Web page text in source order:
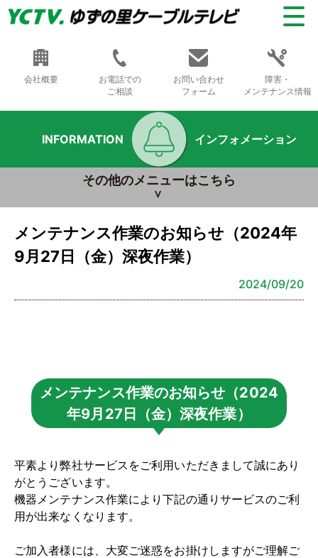
会社概要
お電話での
ご相談
お問い合わせ
フォーム
障害・
メンテナンス情報
INFORMATION インフォメーション
その他のメニューはこちら
メンテナンス作業のお知らせ（2024年
9月27日（金）深夜作業）
2024/09/20
メンテナンス作業のお知らせ（2024
年9月27日（金）深夜作業）
平素より弊社サービスをご利用いただきまして誠にあり
がとうございます。
機器メンテナンス作業により下記の通りサービスのご利
用が出来なくなります。
ご加入者様には、大変ご迷惑をお掛けしますがご理解ご